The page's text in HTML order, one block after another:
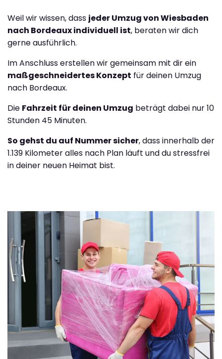
Weil wir wissen, dass jeder Umzug von Wiesbaden
nach Bordeaux individuell ist, beraten wir dich
gerne ausführlich.
Im Anschluss erstellen wir gemeinsam mit dir ein
maßgeschneidertes Konzept für deinen Umzug
nach Bordeaux.
Die Fahrzeit für deinen Umzug beträgt dabei nur 10
Stunden 45 Minuten.
So gehst du auf Nummer sicher, dass innerhalb der
1.139 Kilometer alles nach Plan läuft und du stressfrei
in deiner neuen Heimat bist.